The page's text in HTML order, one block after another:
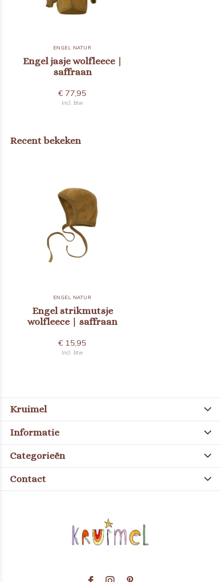
ENGEL NATUR
Engel jasje wolfleece |
saffraan
€ 77,95
Incl. btw
Recent bekeken
ENGEL NATUR
Engel strikmutsje
wolfleece | saffraan
€ 15,95
Incl. btw
Kruimel
Informatie
Categorieën
Contact